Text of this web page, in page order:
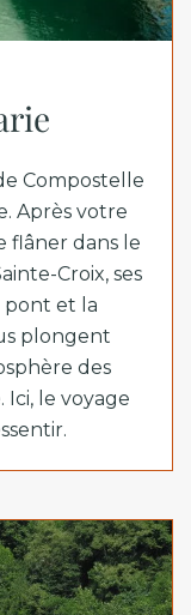
Compostelle
Après votre
flâner dans le
Croix, ses
pont et la
plongent
des
le voyage